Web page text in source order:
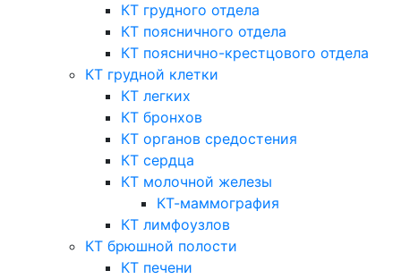
КТ грудного отдела
КТ поясничного отдела
КТ пояснично-крестцового отдела
КТ грудной клетки
КТ легких
КТ бронхов
КТ органов средостения
КТ сердца
КТ молочной железы
КТ-маммография
КТ лимфоузлов
КТ брюшной полости
КТ печени